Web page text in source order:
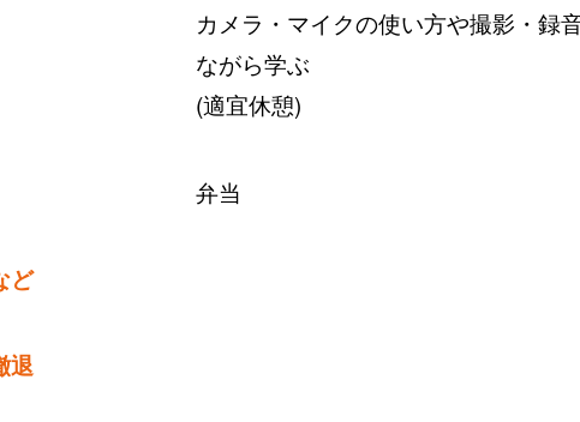
カメラ・マイクの使い方や撮影・録
ながら学ぶ
(適宜休憩)
弁当
ど
退